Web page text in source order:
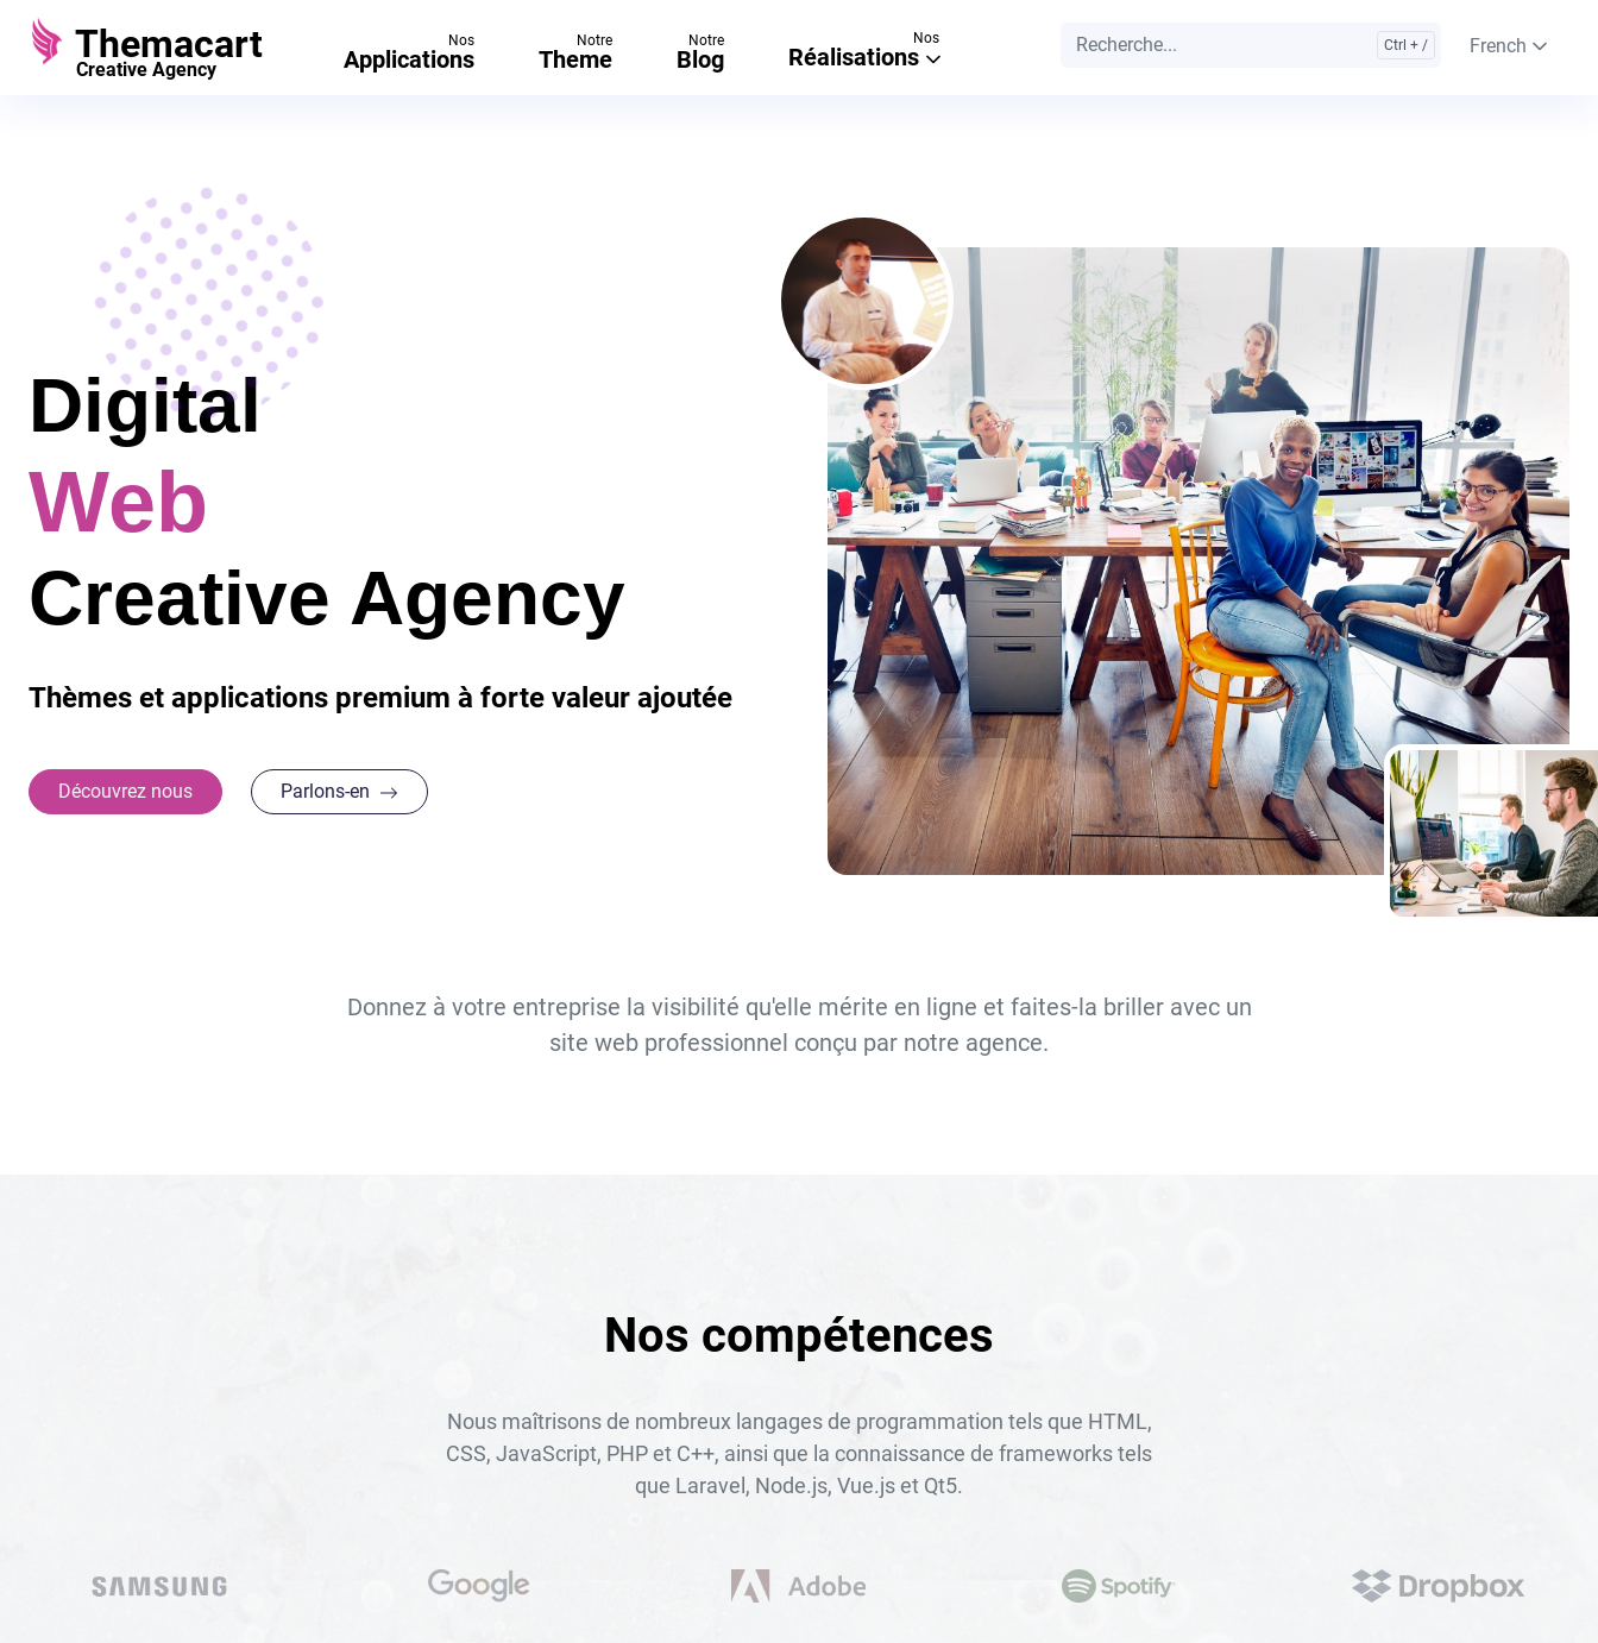
Themacart
Creative Agency
Nos
Applications
Notre
Theme
Notre
Blog
Nos
Réalisations French
Digital
Web
Creative Agency
Thèmes et applications premium à forte valeur ajoutée
Découvrez nous Parlons-en
Donnez à votre entreprise la visibilité qu'elle mérite en ligne et faites-la briller avec un
site web professionnel conçu par notre agence.
Nos compétences
Nous maîtrisons de nombreux langages de programmation tels que HTML,
CSS, JavaScript, PHP et C++, ainsi que la connaissance de frameworks tels
que Laravel, Node.js, Vue.js et Qt5.